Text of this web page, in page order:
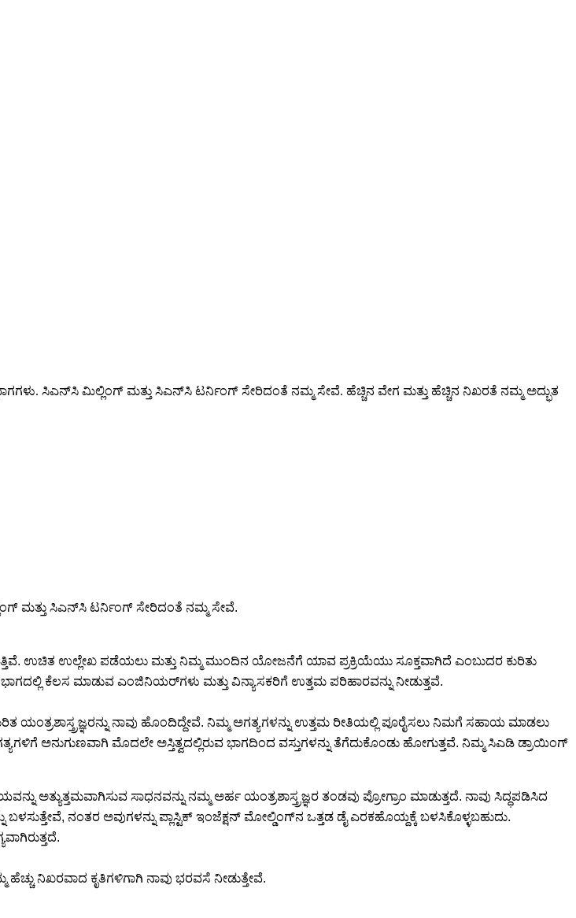
ಸಿಎನ್‌ಸಿ ಮಿಲ್ಲಿಂಗ್ ಮತ್ತು ಸಿಎನ್‌ಸಿ ಟರ್ನಿಂಗ್ ಸೇರಿದಂತೆ ನಮ್ಮ ಸೇವೆ. ಹೆಚ್ಚಿನ ವೇಗ ಮತ್ತು ಹೆಚ್ಚಿನ ನಿಖರತೆ ನಮ್ಮ ಅದ್ಭುತ
ಮತ್ತು ಸಿಎನ್‌ಸಿ ಟರ್ನಿಂಗ್ ಸೇರಿದಂತೆ ನಮ್ಮ ಸೇವೆ.
ಉಚಿತ ಉಲ್ಲೇಖ ಪಡೆಯಲು ಮತ್ತು ನಿಮ್ಮ ಮುಂದಿನ ಯೋಜನೆಗೆ ಯಾವ ಪ್ರಕ್ರಿಯೆಯು ಸೂಕ್ತವಾಗಿದೆ ಎಂಬುದರ ಕುರಿತು
ಕೆಲಸ ಮಾಡುವ ಎಂಜಿನಿಯರ್‌ಗಳು ಮತ್ತು ವಿನ್ಯಾಸಕರಿಗೆ ಉತ್ತಮ ಪರಿಹಾರವನ್ನು ನೀಡುತ್ತವೆ.
ನಾವು ಹೊಂದಿದ್ದೇವೆ. ನಿಮ್ಮ ಅಗತ್ಯಗಳನ್ನು ಉತ್ತಮ ರೀತಿಯಲ್ಲಿ ಪೂರೈಸಲು ನಿಮಗೆ ಸಹಾಯ ಮಾಡಲು
ಅನುಗುಣವಾಗಿ ಮೊದಲೇ ಅಸ್ತಿತ್ವದಲ್ಲಿರುವ ಭಾಗದಿಂದ ವಸ್ತುಗಳನ್ನು ತೆಗೆದುಕೊಂಡು ಹೋಗುತ್ತವೆ. ನಿಮ್ಮ ಸಿಎಡಿ ಡ್ರಾಯಿಂಗ್
ಅತ್ಯುತ್ತಮವಾಗಿಸುವ ಸಾಧನವನ್ನು ನಮ್ಮ ಅರ್ಹ ಯಂತ್ರಶಾಸ್ತ್ರಜ್ಞರ ತಂಡವು ಪ್ರೋಗ್ರಾಂ ಮಾಡುತ್ತದೆ. ನಾವು ಸಿದ್ಧಪಡಿಸಿದ
ನಂತರ ಅವುಗಳನ್ನು ಪ್ಲಾಸ್ಟಿಕ್ ಇಂಜೆಕ್ಷನ್ ಮೋಲ್ಡಿಂಗ್‌ನ ಒತ್ತಡ ಡೈ ಎರಕಹೊಯ್ದಕ್ಕೆ ಬಳಸಿಕೊಳ್ಳಬಹುದು.
ಹೆಚ್ಚು ನಿಖರವಾದ ಕೃತಿಗಳಿಗಾಗಿ ನಾವು ಭರವಸೆ ನೀಡುತ್ತೇವೆ.